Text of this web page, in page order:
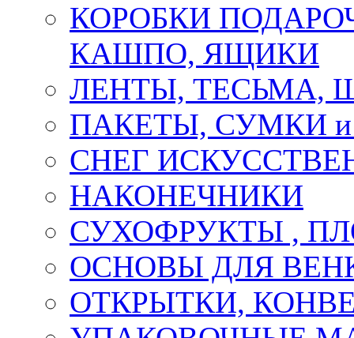
КОРОБКИ
КАШПО, ЯЩИКИ
ЛЕНТЫ, ТЕСЬМА,
ПАКЕТЫ, СУМКИ
СНЕГ
НАКОНЕЧНИКИ
СУХОФРУКТЫ ,
ОСНОВЫ ДЛЯ
ОТКРЫТКИ,